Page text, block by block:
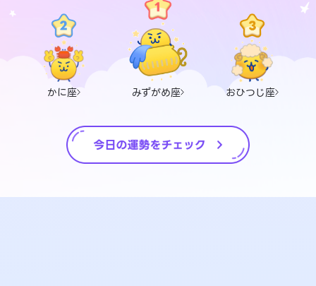
かに座 みずがめ座 おひつじ座